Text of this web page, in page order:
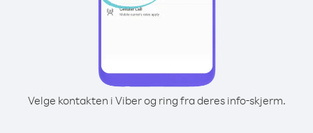
Velge kontakten i Viber og ring fra deres info-skjerm.